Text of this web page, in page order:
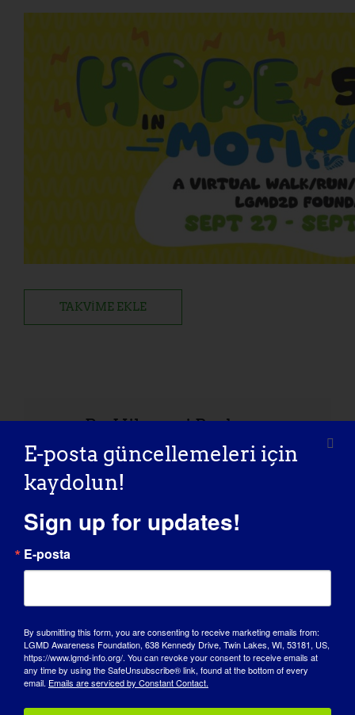
TAKVIME EKLE
Bu Hikayeyi Paylaşın,
Platformunuzu Seçin!
FacebookReddit
Ekipman ve Yardımcı Teknoloji
5. Geleneksel Hershley
E-posta güncellemeleri için
kaydolun!
Sign up for updates!
E-posta
By submitting this form, you are consenting to receive marketing emails from:
LGMD Awareness Foundation, 638 Kennedy Drive, Twin Lakes, WI, 53181, US,
https://www.lgmd-info.org/. You can revoke your consent to receive emails at
any time by using the SafeUnsubscribe® link, found at the bottom of every
email. Emails are serviced by Constant Contact.